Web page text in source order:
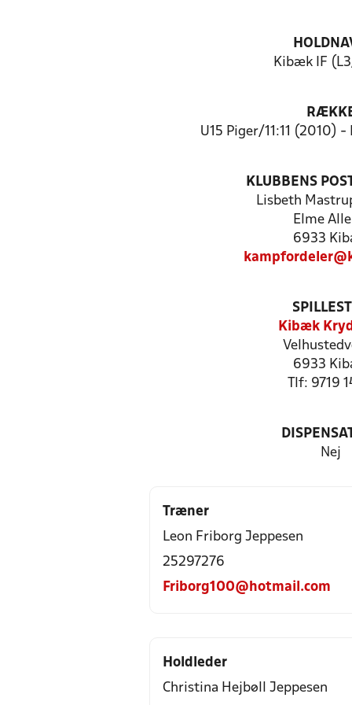
Kibæk IF
U15 Piger/11:11 (2010) -
KLUBBENS
Lisbeth
Elme
6933
Kibæk
6933
Tlf: 9719
Nej
Træner
Leon Friborg Jeppesen
25297276
Friborg100@hotmail.com
Holdleder
Christina Hejbøll Jeppesen